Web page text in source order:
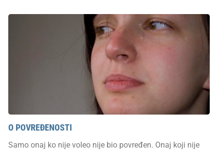
O POVREĐENOSTI
Samo onaj ko nije voleo nije bio povređen. Onaj koji nije